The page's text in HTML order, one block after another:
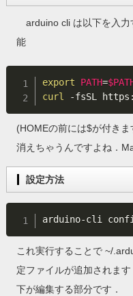
arduino cli は以下を入力
能
export PATH=
curl
-fsSL
(HOMEの前には$が付き
消えちゃうんですよね．
設定方法
これ実行することで ~/
定ファイルが追加されます
下が編集する部分です．